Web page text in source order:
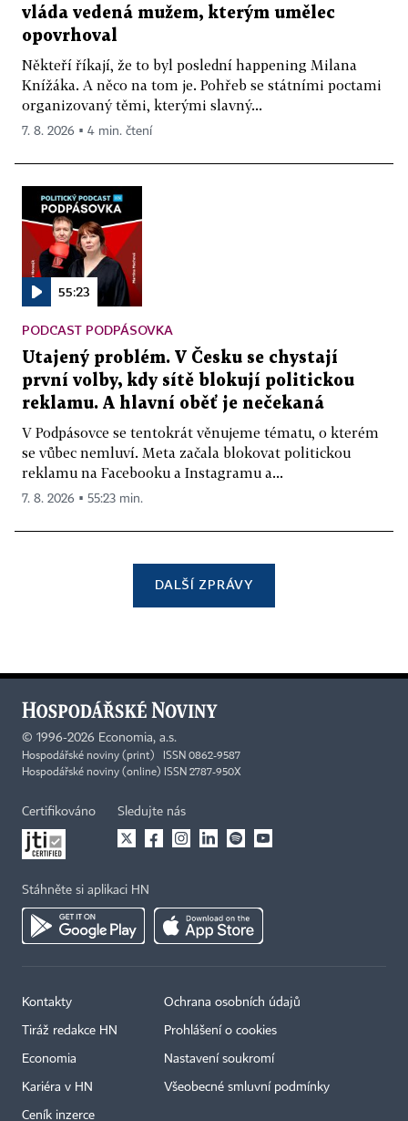
vláda vedená mužem, kterým umělec
opovrhoval
Někteří říkají, že to byl poslední happening Milana
Knížáka. A něco na tom je. Pohřeb se státními poctami
organizovaný těmi, kterými slavný...
7. 8. 2026 ▪ 4 min. čtení
55:23
PODCAST PODPÁSOVKA
Utajený problém. V Česku se chystají
první volby, kdy sítě blokují politickou
reklamu. A hlavní oběť je nečekaná
V Podpásovce se tentokrát věnujeme tématu, o kterém
se vůbec nemluví. Meta začala blokovat politickou
reklamu na Facebooku a Instagramu a...
7. 8. 2026 ▪ 55:23 min.
DALŠÍ ZPRÁVY
© 1996-2026 Economia, a.s.
Hospodářské noviny (print) ISSN 0862-9587
Hospodářské noviny (online) ISSN 2787-950X
Certifikováno Sledujte nás
Stáhněte si aplikaci HN
Kontakty
Tiráž redakce HN
Economia
Kariéra v HN
Ceník inzerce
Ochrana osobních údajů
Prohlášení o cookies
Nastavení soukromí
Všeobecné smluvní podmínky